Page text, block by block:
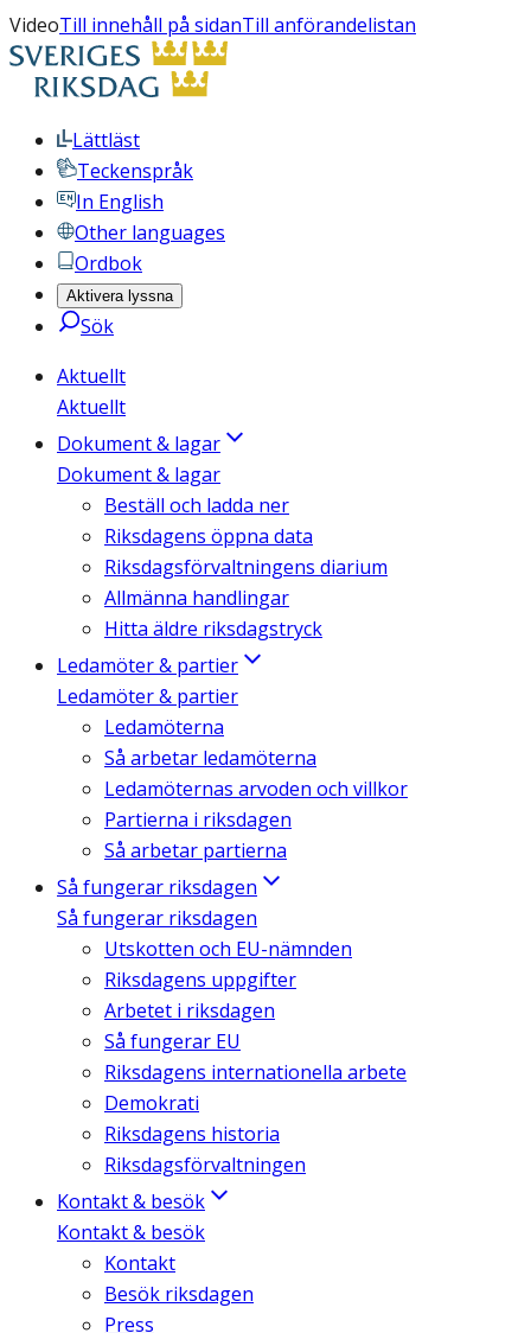
VideoTill innehåll på sidanTill anförandelistan
Lättläst
Teckenspråk
In English
Other languages
Ordbok
Aktivera lyssna
Sök
Aktuellt
Aktuellt
Dokument & lagar
Dokument & lagar
Beställ och ladda ner
Riksdagens öppna data
Riksdagsförvaltningens diarium
Allmänna handlingar
Hitta äldre riksdagstryck
Ledamöter & partier
Ledamöter & partier
Ledamöterna
Så arbetar ledamöterna
Ledamöternas arvoden och villkor
Partierna i riksdagen
Så arbetar partierna
Så fungerar riksdagen
Så fungerar riksdagen
Utskotten och EU-nämnden
Riksdagens uppgifter
Arbetet i riksdagen
Så fungerar EU
Riksdagens internationella arbete
Demokrati
Riksdagens historia
Riksdagsförvaltningen
Kontakt & besök
Kontakt & besök
Kontakt
Besök riksdagen
Press